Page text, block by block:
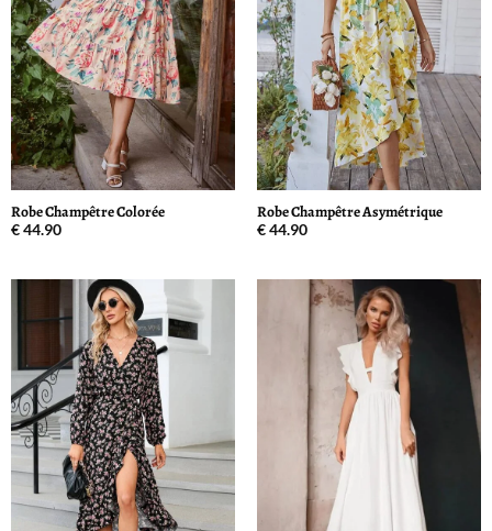
Robe Champêtre Colorée
€44.90
Robe Champêtre Asymétrique
€44.90